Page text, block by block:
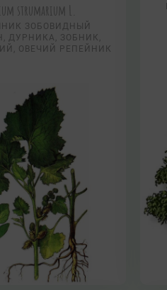
strumarium L.
ЗОБОВИДНЫЙ
ДУРНИКА, ЗОБНИК,
ОВЕЧИЙ РЕПЕЙНИК